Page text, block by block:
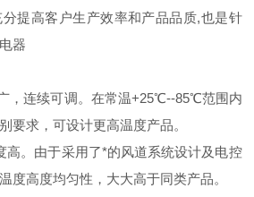
提高客户生产效率和产品品质,也是针
器
，连续可调。在常温+25℃--85℃范围内
要求，可设计更高温度产品。
高。由于采用了*的风道系统设计及电控
度高度均匀性，大大高于同类产品。